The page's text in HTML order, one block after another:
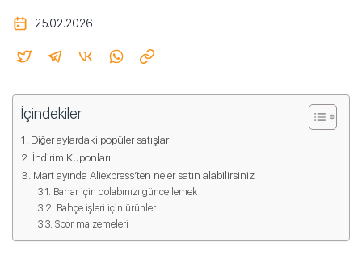
25.02.2026
İçindekiler
Diğer aylardaki popüler satışlar
İndirim Kuponları
Mart ayında Aliexpress’ten neler satın alabilirsiniz
Bahar için dolabınızı güncellemek
Bahçe işleri için ürünler
Spor malzemeleri